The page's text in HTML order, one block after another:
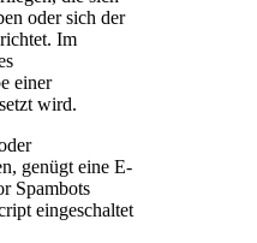
oder sich der
Im
einer
wird.
genügt eine E-
Spambots
eingeschaltet